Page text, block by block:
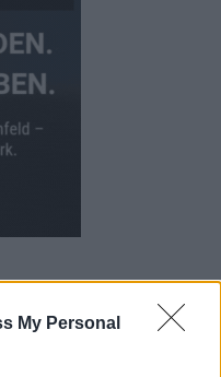
My Personal